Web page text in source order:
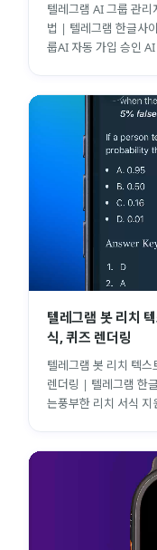
텔레그램 AI 그룹 관
법 | 텔레그램 한글사
룹AI 자동 가입 승인
텔레그램 봇 리치
식, 퀴즈 렌더링
텔레그램 봇 리치 텍
렌더링 | 텔레그램 한
는풍부한 리치 서식